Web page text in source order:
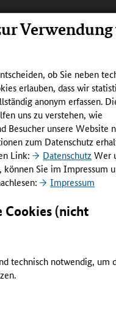
ob Sie neben
erlauben, dass wir
anonym erfassen.
uns zu verstehen, wie
Besucher unsere Website
zum Datenschutz
Link:
Datenschutz Wer
können Sie im Impressum
Impressum
Cookies (nicht
technisch notwendig, um
„Ich
für den
| SHK
aufzuzeigen, die in der
„learn.SHK“ zur
entwickelt, das
für SHK-